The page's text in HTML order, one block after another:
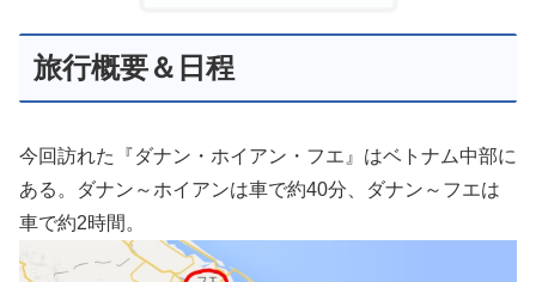
旅行概要＆日程
今回訪れた『ダナン・ホイアン・フエ』はベトナム中部に
ある。ダナン～ホイアンは車で約40分、ダナン～フエは
車で約2時間。